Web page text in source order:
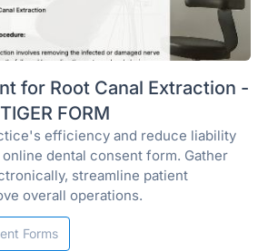
for Root Canal Extraction -
TIGER FORM
efficiency and reduce liability
dental consent form. Gather
streamline patient
overall operations.
Forms